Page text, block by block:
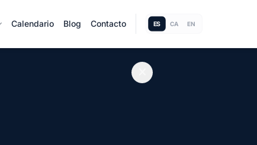
Calendario Blog Contacto ES CA EN